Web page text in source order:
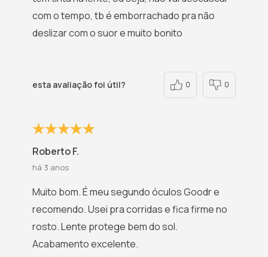
com o tempo, tb é emborrachado pra não
deslizar com o suor e muito bonito
esta avaliação foi útil? 0 0
Roberto F.
há 3 anos
Muito bom. É meu segundo óculos Goodr e
recomendo. Usei pra corridas e fica firme no
rosto. Lente protege bem do sol.
Acabamento excelente.